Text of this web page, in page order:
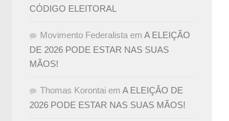
CÓDIGO ELEITORAL
Movimento Federalista em A ELEIÇÃO
DE 2026 PODE ESTAR NAS SUAS
MÃOS!
Thomas Korontai em A ELEIÇÃO DE
2026 PODE ESTAR NAS SUAS MÃOS!